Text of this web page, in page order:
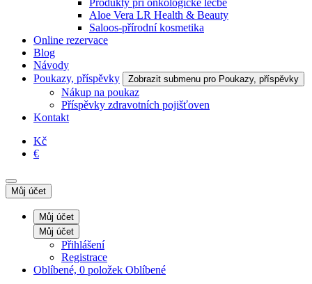
Produkty při onkologické léčbě
Aloe Vera LR Health & Beauty
Saloos-přírodní kosmetika
Online rezervace
Blog
Návody
Poukazy, příspěvky
Zobrazit submenu pro Poukazy, příspěvky
Nákup na poukaz
Příspěvky zdravotních pojišťoven
Kontakt
Kč
€
Můj účet
Můj účet
Můj účet
Přihlášení
Registrace
Oblíbené, 0 položek Oblíbené